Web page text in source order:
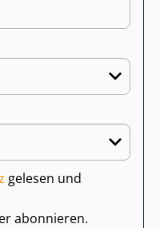
gelesen und
abonnieren.